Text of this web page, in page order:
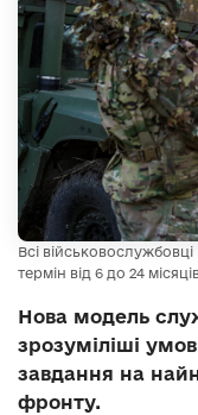
Всі
термін від 6 до 24
Нова модель
зрозуміліші
завдання на
фронту.